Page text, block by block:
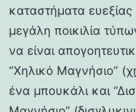
καταστήματα ευεξίας
μεγάλη ποικιλία
να είναι
“Χηλικό Μαγνήσιο” (
ένα μπουκάλι και